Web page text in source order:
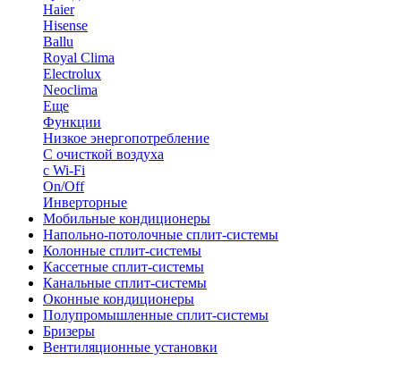
Haier
Hisense
Ballu
Royal Clima
Electrolux
Neoclima
Еще
Функции
Низкое энергопотребление
С очисткой воздуха
с Wi-Fi
On/Off
Инверторные
Мобильные кондиционеры
Напольно-потолоч​ные ​сплит-системы
Колонные ​​сплит-системы
Кассетные сплит-системы
Канальные сплит-системы
Оконные кондиционеры
Полупромышленные сплит-системы
Бризеры
Вентиляционные установки